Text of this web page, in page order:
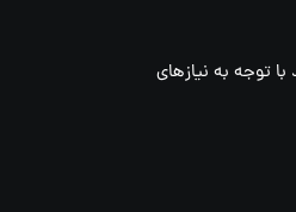
توجه به نیازهای